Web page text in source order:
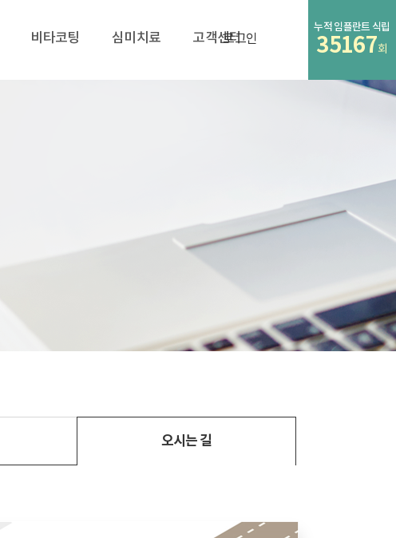
비타코팅 심미치료 고객센터
로그인
누적 임플란트 식립
35167회
오시는 길